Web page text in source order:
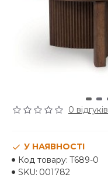
0 відгуків
У НАЯВНОСТІ
Код товару: T689-0
SKU: 001782